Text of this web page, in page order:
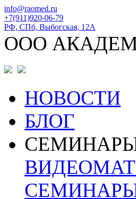
info@raomed.ru
+7(911)920-06-79
РФ, СПб, Выбогская, 12А
ООО
НОВОСТИ
БЛОГ